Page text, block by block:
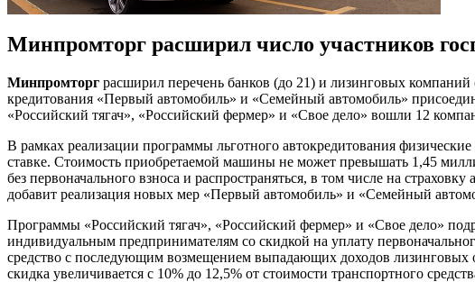
Минпромторг расширил число участников
Минпромторг расширил перечень банков (до 21) и лизинговых
кредитования «Первый автомобиль» и «Семейный автомобиль»
«Российский тягач», «Российский фермер» и «Свое дело» вошли 12
В рамках реализации программы льготного автокредитования
ставке. Стоимость приобретаемой машины не может превышать 1,45
без первоначального взноса и распространяться, в том числе на
добавит реализация новых мер «Первый автомобиль» и «Семейный
Программы «Российский тягач», «Российский фермер» и «Свое дело»
индивидуальным предпринимателям со скидкой на уплату
средство с последующим возмещением выпадающих доходов лизинговых
скидка увеличивается с 10% до 12,5% от стоимости транспортного